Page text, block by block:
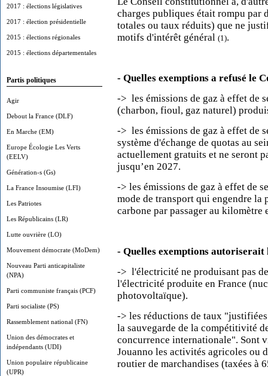
2017 : élections législatives
2017 : élection présidentielle
2015 : élections régionales
2015 : élections départementales
Partis politiques
Agir
Debout la France (DLF)
En Marche (EM)
Europe Écologie Les Verts
(EELV)
Génération-s (Gs)
La France Insoumise (LFI)
Les Patriotes
Les Républicains (LR)
Lutte ouvrière (LO)
Mouvement démocrate (MoDem)
Nouveau Parti anticapitaliste
(NPA)
Parti communiste français (PCF)
Parti socialiste (PS)
Rassemblement national (FN)
Union des démocrates et
indépendants (UDI)
Union populaire républicaine
(UPR)
charges publiques était rompu par
totales ou taux réduits) que ne
motifs d'intérêt général (1).
- Quelles exemptions a refusé le
-> les émissions de gaz à effet de
(charbon, fioul, gaz naturel)
-> les émissions de gaz à effet de
système d'échange de quotas au
actuellement gratuits et ne seront
jusqu’en 2027.
-> les émissions de gaz à effet de
mode de transport qui engendre la
carbone par passager au
- Quelles exemptions
-> l'électricité ne produisant pas
l'électricité produite en France
photovoltaïque).
-> les réductions de taux
la sauvegarde de la compétitivité
concurrence internationale". Sont
Jouanno les activités agricoles ou
routier de marchandises (taxées à